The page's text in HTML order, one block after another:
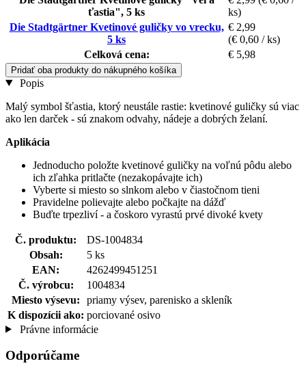
ťastia", 5 ks
ks)
Die Stadtgärtner Kvetinové guličky vo vrecku,
5 ks
€ 2,99
(€ 0,60 / ks)
Celková cena:
€ 5,98
Pridať oba produkty do nákupného košíka
Popis
Malý symbol šťastia, ktorý neustále rastie: kvetinové guličky sú viac
ako len darček - sú znakom odvahy, nádeje a dobrých želaní.
Aplikácia
Jednoducho položte kvetinové guličky na voľnú pôdu alebo
ich zľahka pritlačte (nezakopávajte ich)
Vyberte si miesto so slnkom alebo v čiastočnom tieni
Pravidelne polievajte alebo počkajte na dážď
Buďte trpezliví - a čoskoro vyrastú prvé divoké kvety
Č. produktu:
DS-1004834
Obsah:
5 ks
EAN:
4262499451251
Č. výrobcu:
1004834
Miesto výsevu:
priamy výsev, parenisko a skleník
K dispozícii ako: porciované osivo
Právne informácie
Odporúčame